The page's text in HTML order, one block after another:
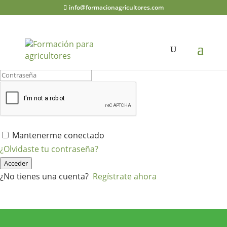
info@formacionagricultores.com
¡Hola, bienvenido de nuevo!
Mantenerme conectado
¿Olvidaste tu contraseña?
Acceder
¿No tienes una cuenta? Regístrate ahora